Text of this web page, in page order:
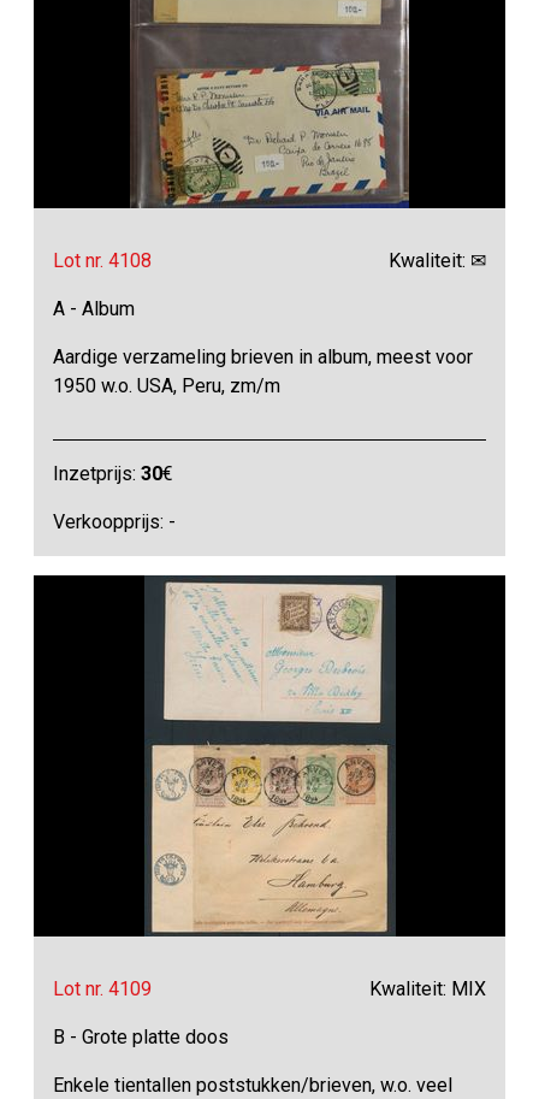
Lot nr. 4108 Kwaliteit: ✉
A - Album
Aardige verzameling brieven in album, meest voor
1950 w.o. USA, Peru, zm/m
Inzetprijs:30€
Verkoopprijs: -
Lot nr. 4109 Kwaliteit: MIX
B - Grote platte doos
Enkele tientallen poststukken/brieven, w.o. veel